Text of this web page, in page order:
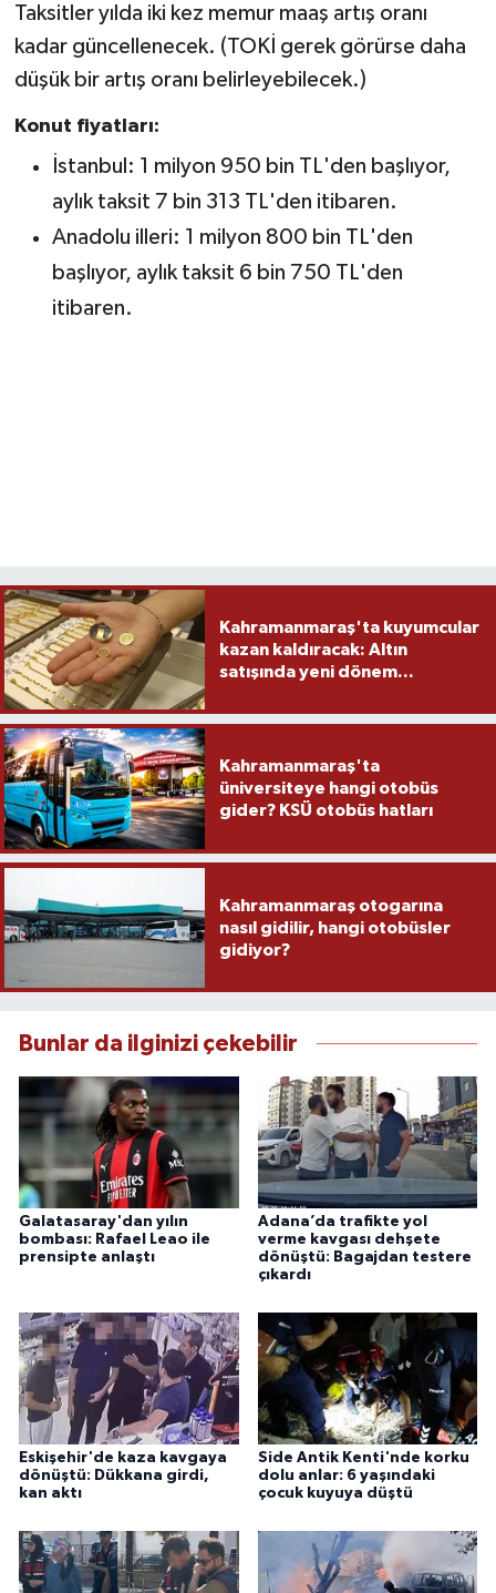
Taksitler yılda iki kez memur maaş artış oranı
kadar güncellenecek. (TOKİ gerek görürse daha
düşük bir artış oranı belirleyebilecek.)
Konut fiyatları:
İstanbul: 1 milyon 950 bin TL'den başlıyor,
aylık taksit 7 bin 313 TL'den itibaren.
Anadolu illeri: 1 milyon 800 bin TL'den
başlıyor, aylık taksit 6 bin 750 TL'den
itibaren.
Kahramanmaraş'ta kuyumcular
kazan kaldıracak: Altın
satışında yeni dönem...
Kahramanmaraş'ta
üniversiteye hangi otobüs
gider? KSÜ otobüs hatları
Kahramanmaraş otogarına
nasıl gidilir, hangi otobüsler
gidiyor?
Bunlar da ilginizi çekebilir
Galatasaray'dan yılın
bombası: Rafael Leao ile
prensipte anlaştı
Adana’da trafikte yol
verme kavgası dehşete
dönüştü: Bagajdan testere
çıkardı
Eskişehir'de kaza kavgaya
dönüştü: Dükkana girdi,
kan aktı
Side Antik Kenti'nde korku
dolu anlar: 6 yaşındaki
çocuk kuyuya düştü